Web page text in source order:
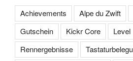
Achievements Alpe du Zwift
Gutschein
Kickr Core Level
Rennergebnisse